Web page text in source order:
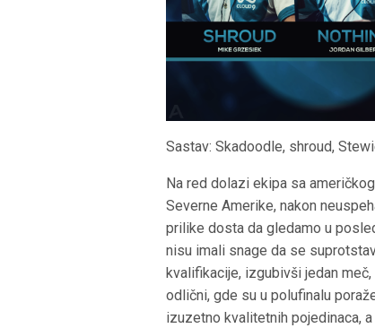
Sastav: Skadoodle, shroud,
Na red dolazi ekipa sa
Severne Amerike, nakon
prilike dosta da gledamo u
nisu imali snage da se
kvalifikacije, izgubivši jedan
odlični, gde su u polufinalu
izuzetno kvalitetnih pojedinaca,